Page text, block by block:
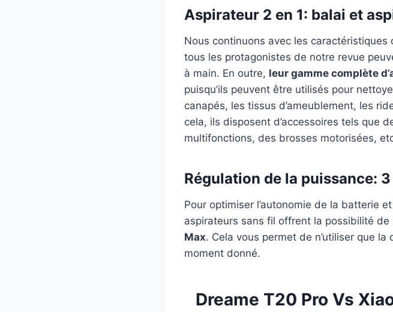
Aspirateur 2 en 1: balai et
Nous continuons avec les
tous les protagonistes de notre revue
à main. En outre, leur gamme complète
puisqu’ils peuvent être utilisés pour
canapés, les tissus d’ameublement, les
cela, ils disposent d’accessoires tels que
multifonctions, des brosses motorisées,
Régulation de la puissance:
Pour optimiser l’autonomie de la batterie
aspirateurs sans fil offrent la possibilité de
Max. Cela vous permet de n’utiliser que
moment donné.
Dreame T20 Pro Vs